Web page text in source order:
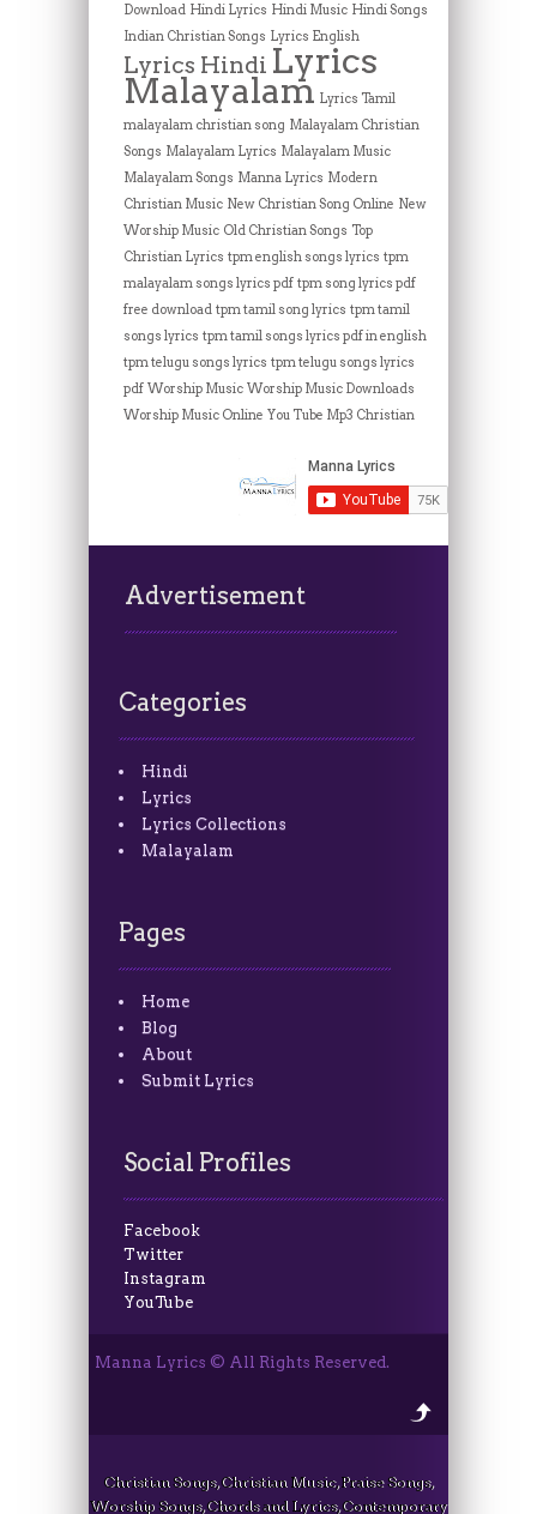
Download Hindi Lyrics Hindi Music Hindi Songs
Indian Christian Songs Lyrics English
Lyrics Hindi Lyrics
Malayalam Lyrics Tamil
malayalam christian song Malayalam Christian
Songs Malayalam Lyrics Malayalam Music
Malayalam Songs Manna Lyrics Modern
Christian Music New Christian Song Online New
Worship Music Old Christian Songs Top
Christian Lyrics tpm english songs lyrics tpm
malayalam songs lyrics pdf tpm song lyrics pdf
free download tpm tamil song lyrics tpm tamil
songs lyrics tpm tamil songs lyrics pdf in english
tpm telugu songs lyrics tpm telugu songs lyrics
pdf Worship Music Worship Music Downloads
Worship Music Online You Tube Mp3 Christian
Advertisement
Categories
Hindi
Lyrics
Lyrics Collections
Malayalam
Pages
Home
Blog
About
Submit Lyrics
Social Profiles
Facebook
Twitter
Instagram
YouTube
Manna Lyrics © All Rights Reserved.
Christian Songs, Christian Music, Praise Songs,
Worship Songs, Chords and Lyrics, Contemporary